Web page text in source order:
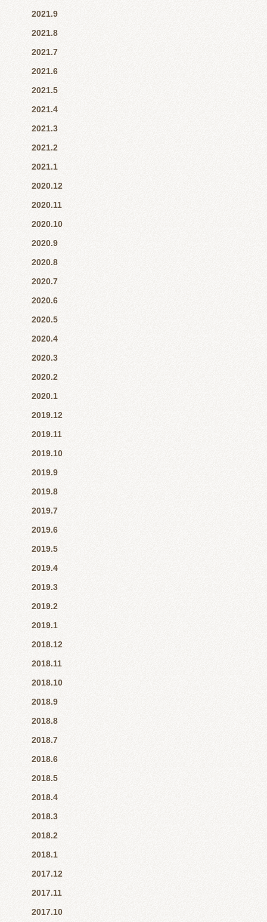
2021.9
2021.8
2021.7
2021.6
2021.5
2021.4
2021.3
2021.2
2021.1
2020.12
2020.11
2020.10
2020.9
2020.8
2020.7
2020.6
2020.5
2020.4
2020.3
2020.2
2020.1
2019.12
2019.11
2019.10
2019.9
2019.8
2019.7
2019.6
2019.5
2019.4
2019.3
2019.2
2019.1
2018.12
2018.11
2018.10
2018.9
2018.8
2018.7
2018.6
2018.5
2018.4
2018.3
2018.2
2018.1
2017.12
2017.11
2017.10